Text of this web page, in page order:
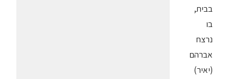
בבית,
בו
נרצח
אברהם
(יאיר)